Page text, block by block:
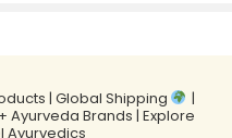
| Global Shipping
|
Ayurveda Brands | Explore
Ayurvedics